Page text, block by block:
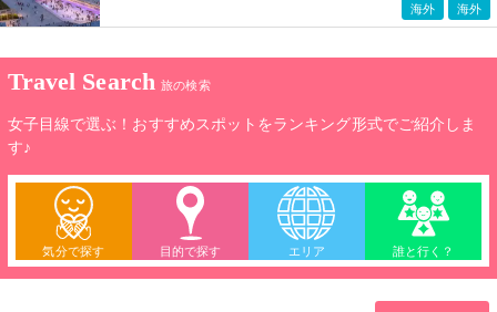
海外 海外
Travel Search 旅の検索
女子目線で選ぶ！おすすめスポットをランキング形式でご紹介しま
す♪
気分で探す 目的で探す エリア 誰と行く？